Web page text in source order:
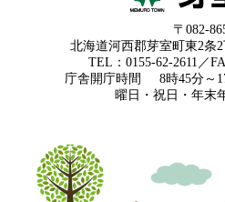
〒082-
北海道河西郡芽室町東2
TEL：0155-62-2611／
庁舎開庁時間
8時45分～
曜日・祝日・年末